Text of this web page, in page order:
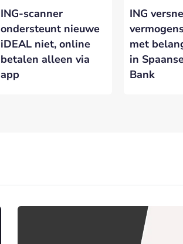
ING-scanner
ondersteunt nieuwe
iDEAL niet, online
betalen alleen via
app
ING
met
in
Bank